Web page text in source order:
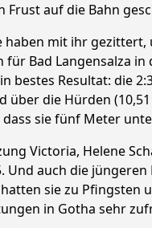
Frust auf die Bahn
mit ihr
Bad Langensalza
bestes Resultat: die
über die Hürden
sie fünf Meter
Victoria, Helene
auch die jüngeren
sie zu
in Gotha sehr